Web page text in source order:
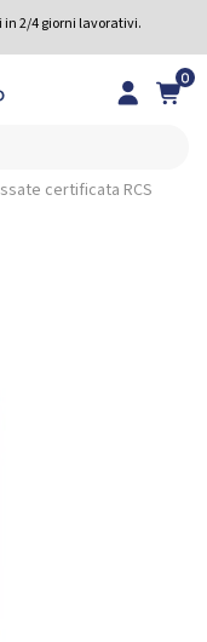
2/4 giorni lavorativi.
0
certificata RCS